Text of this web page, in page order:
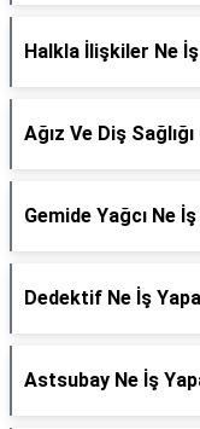
Halkla İlişkiler Ne
Ağız Ve Diş
Gemide Yağcı Ne
Dedektif Ne İş
Astsubay Ne İş